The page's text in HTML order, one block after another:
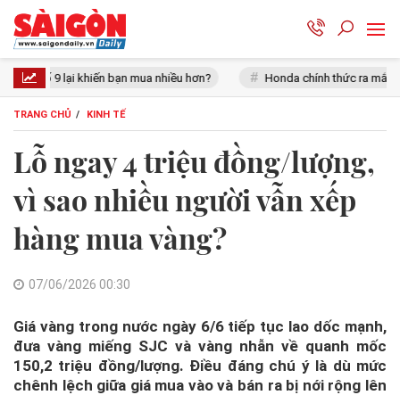
bạn mua nhiều hơn? Honda chính thức ra mắt xe tay côn cổ
TRANG CHỦ KINH TẾ
Lỗ ngay 4 triệu đồng/lượng,
vì sao nhiều người vẫn xếp
hàng mua vàng?
07/06/2026 00:30
Giá vàng trong nước ngày 6/6 tiếp tục lao dốc mạnh,
đưa vàng miếng SJC và vàng nhẫn về quanh mốc
150,2 triệu đồng/lượng. Điều đáng chú ý là dù mức
chênh lệch giữa giá mua vào và bán ra bị nới rộng lên